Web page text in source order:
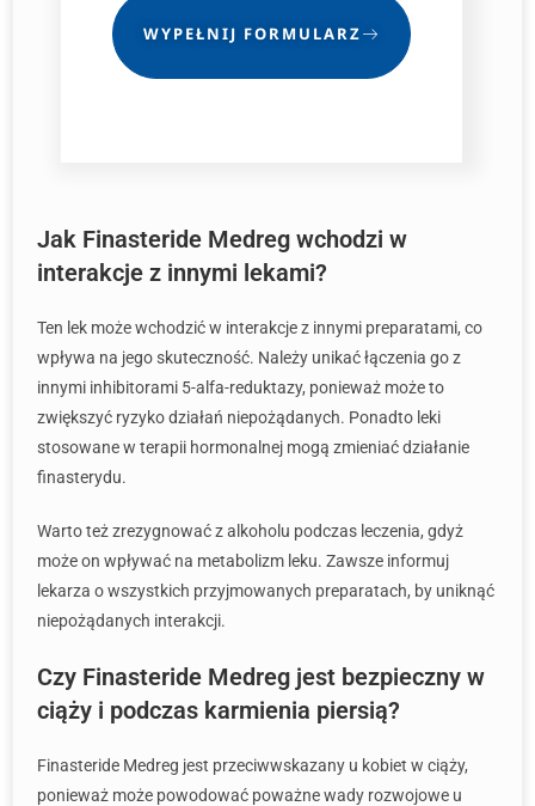
WYPEŁNIJ FORMULARZ
Jak Finasteride Medreg wchodzi w
interakcje z innymi lekami?
Ten lek może wchodzić w interakcje z innymi preparatami, co
wpływa na jego skuteczność. Należy unikać łączenia go z
innymi inhibitorami 5-alfa-reduktazy, ponieważ może to
zwiększyć ryzyko działań niepożądanych. Ponadto leki
stosowane w terapii hormonalnej mogą zmieniać działanie
finasterydu.
Warto też zrezygnować z alkoholu podczas leczenia, gdyż
może on wpływać na metabolizm leku. Zawsze informuj
lekarza o wszystkich przyjmowanych preparatach, by uniknąć
niepożądanych interakcji.
Czy Finasteride Medreg jest bezpieczny w
ciąży i podczas karmienia piersią?
Finasteride Medreg jest przeciwwskazany u kobiet w ciąży,
ponieważ może powodować poważne wady rozwojowe u